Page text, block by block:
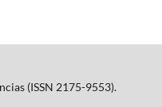
(ISSN 2175-9553).